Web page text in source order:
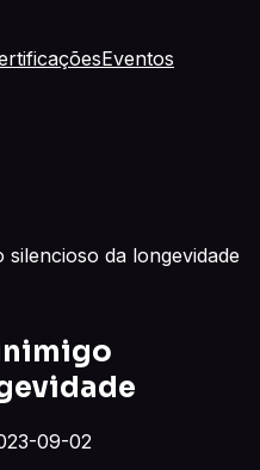
Eventos
silencioso da longevidade
09-02